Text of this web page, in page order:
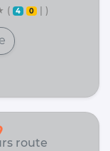
( 4 0 | )
route